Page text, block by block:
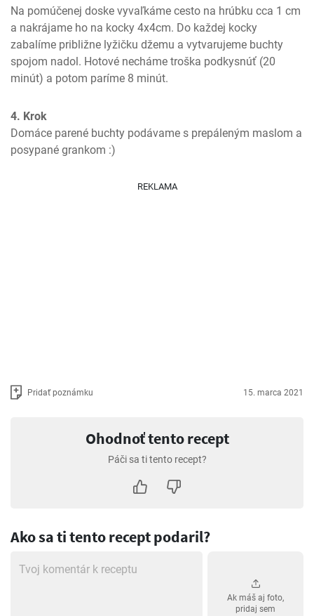
Na pomúčenej doske vyvaľkáme cesto na hrúbku cca 1 cm
a nakrájame ho na kocky 4x4cm. Do každej kocky
zabalíme približne lyžičku džemu a vytvarujeme buchty
spojom nadol. Hotové necháme troška podkysnúť (20
minút) a potom paríme 8 minút.
4. Krok
Domáce parené buchty podávame s prepáleným maslom a
posypané grankom :)
REKLAMA
Pridať poznámku 15. marca 2021
Ohodnoť tento recept
Páči sa ti tento recept?
Ako sa ti tento recept podaril?
Ak máš aj foto,
pridaj sem